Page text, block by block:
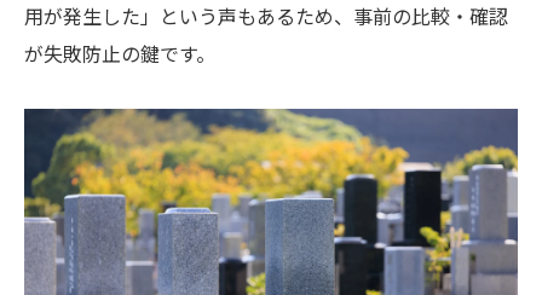
用が発生した」という声もあるため、事前の比較・確認
が失敗防止の鍵です。